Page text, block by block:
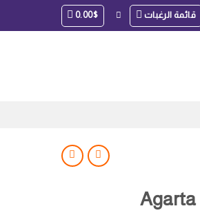
قائمة الرغبات 0.00$